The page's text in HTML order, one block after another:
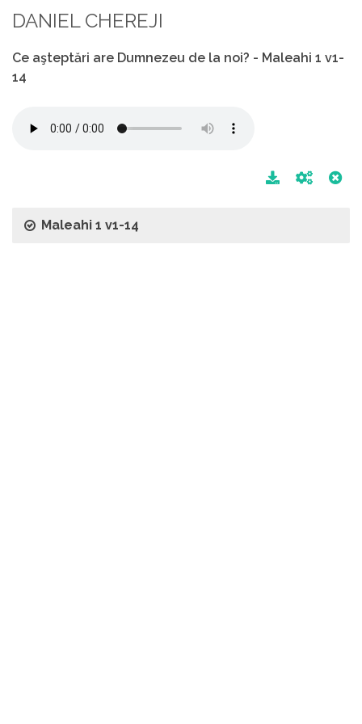
DANIEL CHEREJI
Ce aşteptări are Dumnezeu de la noi? - Maleahi 1 v1-
14
Maleahi 1 v1-14